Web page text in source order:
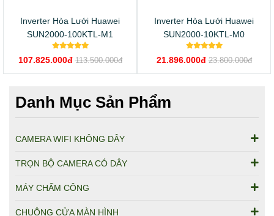
Inverter Hòa Lưới Huawei
SUN2000-100KTL-M1
107.825.000đ 113.500.000đ
Inverter Hòa Lưới Huawei
SUN2000-10KTL-M0
21.896.000đ 23.800.000đ
Danh Mục Sản Phẩm
CAMERA WIFI KHÔNG DÂY
TRỌN BỘ CAMERA CÓ DÂY
MÁY CHẤM CÔNG
CHUÔNG CỬA MÀN HÌNH